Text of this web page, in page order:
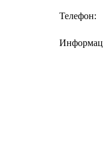
Телефон: